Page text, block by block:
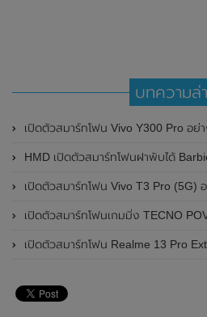
บทความล่
เปิดตัวสมาร์ทโฟน Vivo Y300 Pro อย่างเป็นทางการแล้วในประเทศจีน มาพร้อมดีไซน์พรีเมี่ยม ทน
HMD เปิดตัวสมาร์ทโฟนฝาพับได้ Barbie Phone อย่า
เปิดตัวสมาร์ทโฟน Vivo T3 Pro (5G) อย่าง
เปิดตัวสมาร์ทโฟนเกมมิ่ง TECNO POVA 6 Neo อย่างเป็นท
เปิดตัวสมาร์ทโฟน Realme 13 Pro Extreme